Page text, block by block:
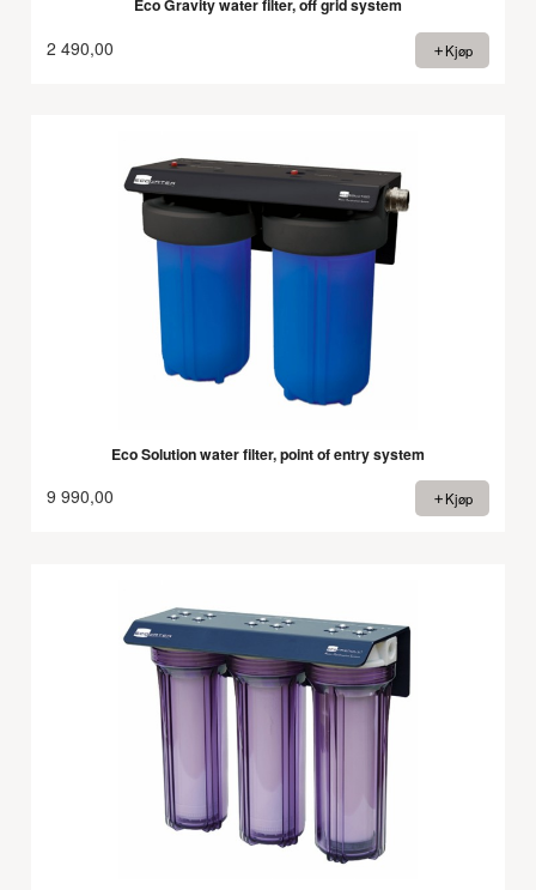
Eco Gravity water filter, off grid system
2 490,00 Kjøp
Eco Solution water filter, point of entry system
9 990,00 Kjøp